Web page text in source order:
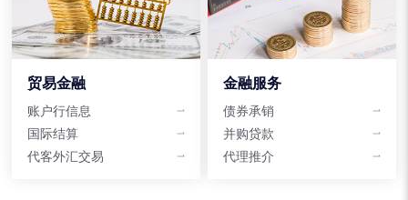
贸易金融
账户行信息
国际结算
代客外汇交易
金融服务
债券承销
并购贷款
代理推介